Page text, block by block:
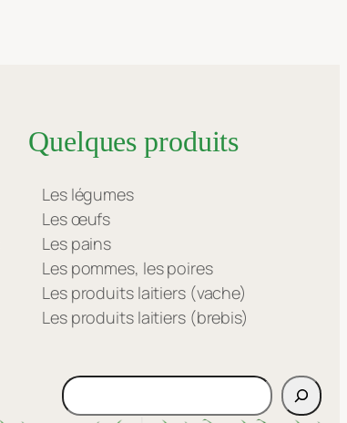
Quelques produits
Les légumes
Les œufs
Les pains
Les pommes, les poires
Les produits laitiers (vache)
Les produits laitiers (brebis)
Rechercher